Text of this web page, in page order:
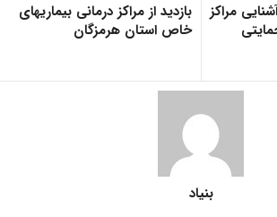
مراکز
بازدید از مراکز درمانی بیماریهای
خاص استان هرمزگان
بنیاد